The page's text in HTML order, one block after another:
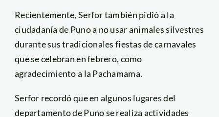
Recientemente, Serfor también pidió a la
ciudadanía de Puno a no usar animales silvestres
durante sus tradicionales fiestas de carnavales
que se celebran en febrero, como
agradecimiento a la Pachamama.
Serfor recordó que en algunos lugares del
departamento de Puno se realiza actividades